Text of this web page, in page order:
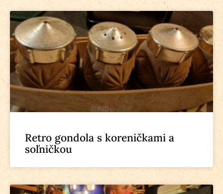
Retro gondola s koreničkami a
soľničkou